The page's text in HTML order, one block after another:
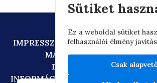
IMPRESSZUMADATVÉDELEM
MÁSOLATKÉSZÍTÉSI
DIGITÁLIS
INFORMÁCIÓÁTADÁSI SZABÁLYZAT
Sütiket
Ez a weboldal sütiket
felhasználói élmény
Csak